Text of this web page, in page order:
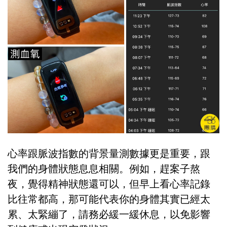
心率跟脈波指數的背景量測數據更是重要，跟
我們的身體狀態息息相關。例如，趕案子熬
夜，覺得精神狀態還可以，但早上看心率記錄
比往常都高，那可能代表你的身體其實已經太
累、太緊繃了，請務必緩一緩休息，以免影響